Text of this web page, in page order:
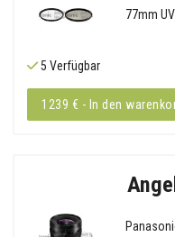
77mm
5 Verfügbar
1239 € - In den